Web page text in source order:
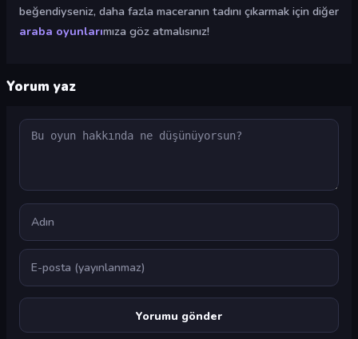
beğendiyseniz, daha fazla maceranın tadını çıkarmak için diğer
araba oyunlarımıza göz atmalısınız!
Yorum yaz
Yorum
Ad
E-posta